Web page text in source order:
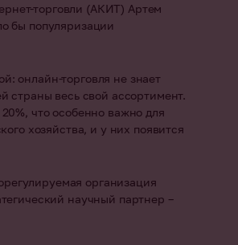
торговли (АКИТ) Артем
бы популяризации
онлайн-торговля не знает
страны весь свой ассортимент.
что особенно важно для
хозяйства, и у них появится
организация
научный партнер –